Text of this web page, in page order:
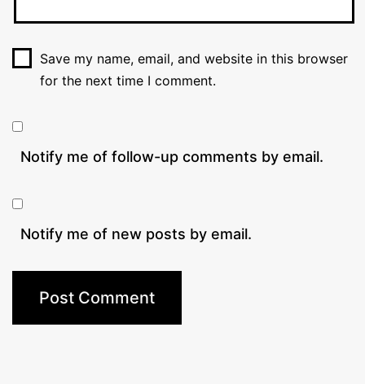
Save my name, email, and website in this browser
for the next time I comment.
Notify me of follow-up comments by email.
Notify me of new posts by email.